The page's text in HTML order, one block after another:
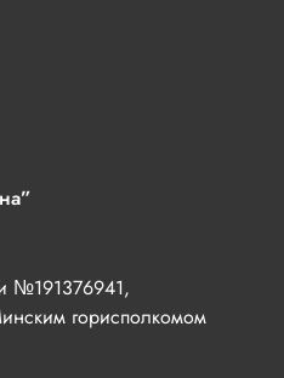
№191376941,
горисполкомом